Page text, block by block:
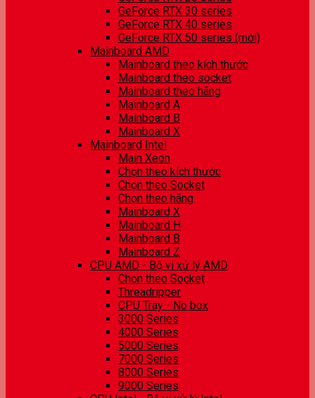
GeForce RTX 30 series
GeForce RTX 40 series
GeForce RTX 50 series (mới)
Mainboard AMD
Mainboard theo kích thước
Mainboard theo socket
Mainboard theo hãng
Mainboard A
Mainboard B
Mainboard X
Mainboard Intel
Main Xeon
Chọn theo kích thước
Chọn theo Socket
Chọn theo hãng
Mainboard X
Mainboard H
Mainboard B
Mainboard Z
CPU AMD - Bộ vi xử lý AMD
Chọn theo Socket
Threadripper
CPU Tray - No box
3000 Series
4000 Series
5000 Series
7000 Series
8000 Series
9000 Series